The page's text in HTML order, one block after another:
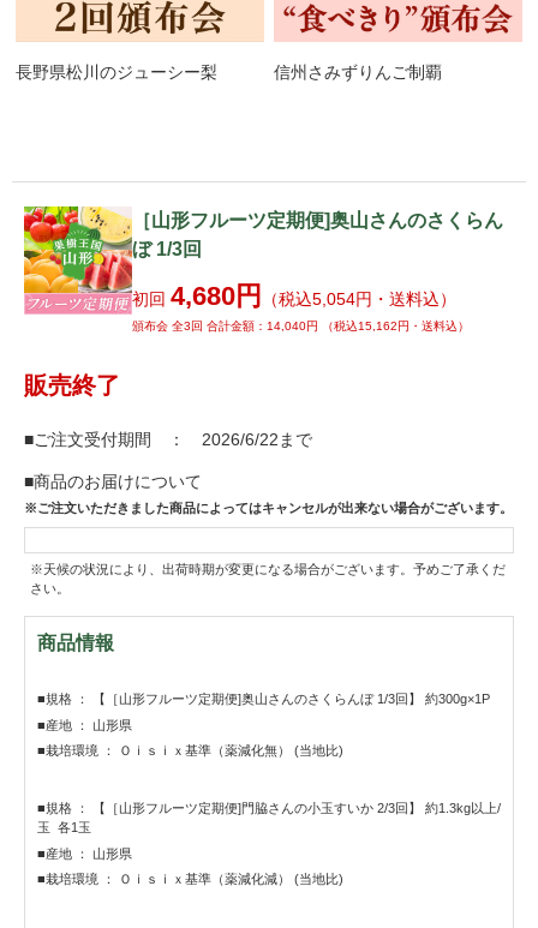
長野県松川のジューシー梨 信州さみずりんご制覇
［山形フルーツ定期便]奥山さんのさくらん
ぼ 1/3回
初回 4,680円 （税込5,054円・送料込）
頒布会 全3回 合計金額：14,040円 （税込15,162円・送料込）
販売終了
■ご注文受付期間 ： 2026/6/22まで
■商品のお届けについて
※ご注文いただきました商品によってはキャンセルが出来ない場合がございます。
※天候の状況により、出荷時期が変更になる場合がございます。予めご了承くだ
さい。
商品情報
■規格 ： 【［山形フルーツ定期便]奥山さんのさくらんぼ 1/3回】 約300g×1P
■産地 ： 山形県
■栽培環境 ： Ｏｉｓｉｘ基準（薬減化無） (当地比)
■規格 ： 【［山形フルーツ定期便]門脇さんの小玉すいか 2/3回】 約1.3kg以上/
玉 各1玉
■産地 ： 山形県
■栽培環境 ： Ｏｉｓｉｘ基準（薬減化減） (当地比)